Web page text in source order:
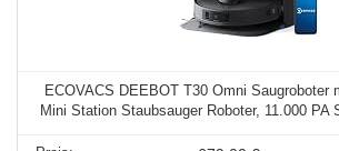
ECOVACS DEEBOT T30 Omni Saugroboter
Mini Station Staubsauger Roboter, 11.000 PA